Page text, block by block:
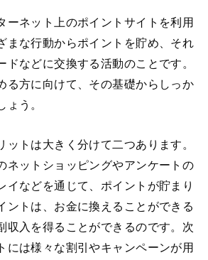
ーネット上のポイントサイトを利用
まな行動からポイントを貯め、それ
ドなどに交換する活動のことです。
る方に向けて、その基礎からしっか
ょう。
ットは大きく分けて二つあります。
ネットショッピングやアンケートの
イなどを通じて、ポイントが貯まり
ントは、お金に換えることができる
収入を得ることができるのです。次
には様々な割引やキャンペーンが用